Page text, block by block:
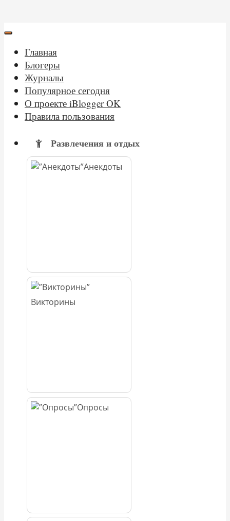
Главная
Блогеры
Журналы
Популярное сегодня
О проекте iBlogger OK
Правила пользования
Развлечения и отдых
Анекдоты
Викторины
Опросы